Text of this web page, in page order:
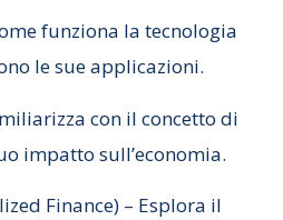
funziona la tecnologia
le sue applicazioni.
con il concetto di
impatto sull’economia.
Finance) – Esplora il